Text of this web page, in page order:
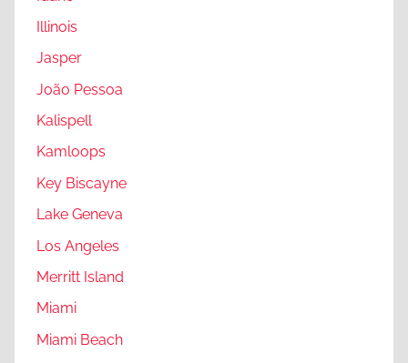
Illinois
Jasper
João Pessoa
Kalispell
Kamloops
Key Biscayne
Lake Geneva
Los Angeles
Merritt Island
Miami
Miami Beach